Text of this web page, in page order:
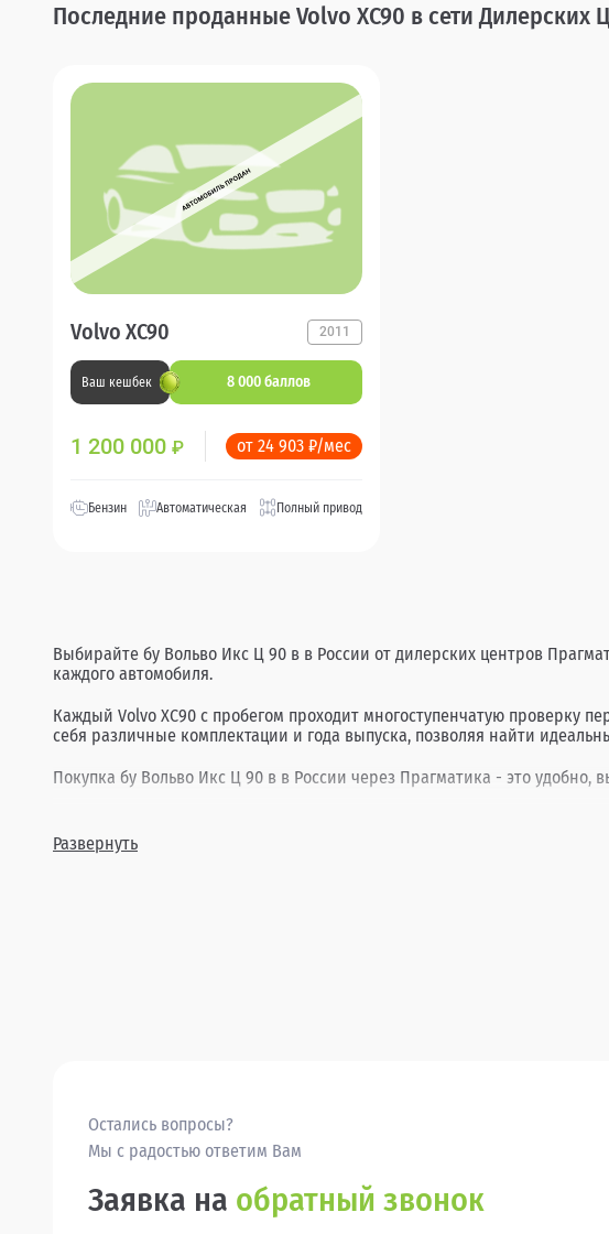
Последние проданные Volvo XC90 в сети Дилерских
Volvo XC90 2011
Ваш кешбек 8 000 баллов
1 200 000 ₽ от 24 903 ₽/мес
Бензин Автоматическая Полный привод
Выбирайте бу Вольво Икс Ц 90 в в России от дилерских центров
каждого автомобиля.
Каждый Volvo XC90 с пробегом проходит многоступенчатую проверку
себя различные комплектации и года выпуска, позволяя найти
Покупка бу Вольво Икс Ц 90 в в России через Прагматика - это удобно,
Развернуть
Остались вопросы?
Мы с радостью ответим Вам
Заявка на обратный звонок